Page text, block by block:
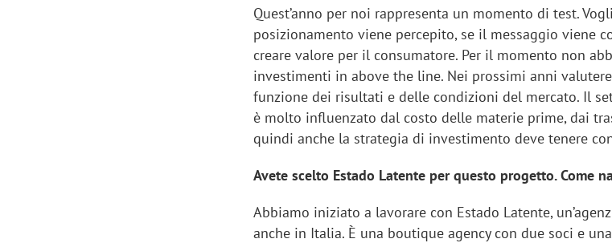
Quest’anno per noi rappresenta un momento di test.
posizionamento viene percepito, se il messaggio viene
creare valore per il consumatore. Per il momento non
investimenti in above the line. Nei prossimi anni
funzione dei risultati e delle condizioni del mercato. Il
è molto influenzato dal costo delle materie prime, dai
quindi anche la strategia di investimento deve tenere
Avete scelto Estado Latente per questo progetto. Come
Abbiamo iniziato a lavorare con Estado Latente,
anche in Italia. È una boutique agency con due soci e